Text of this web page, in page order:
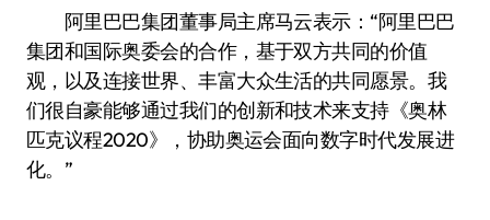
阿里巴巴集团董事局主席马云表示：“阿里巴巴
集团和国际奥委会的合作，基于双方共同的价值
观，以及连接世界、丰富大众生活的共同愿景。我
们很自豪能够通过我们的创新和技术来支持《奥林
匹克议程2020》，协助奥运会面向数字时代发展进
化。”